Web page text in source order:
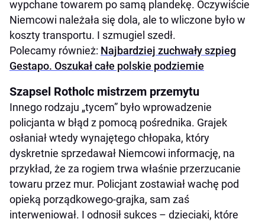
wypchane towarem po samą plandekę. Oczywiście
Niemcowi należała się dola, ale to wliczone było w
koszty transportu. I szmugiel szedł.
Polecamy również: Najbardziej zuchwały szpieg
Gestapo. Oszukał całe polskie podziemie
Szapsel Rotholc mistrzem przemytu
Innego rodzaju „tycem” było wprowadzenie
policjanta w błąd z pomocą pośrednika. Grajek
osłaniał wtedy wynajętego chłopaka, który
dyskretnie sprzedawał Niemcowi informację, na
przykład, że za rogiem trwa właśnie przerzucanie
towaru przez mur. Policjant zostawiał wachę pod
opieką porządkowego-grajka, sam zaś
interweniował. I odnosił sukces – dzieciaki, które